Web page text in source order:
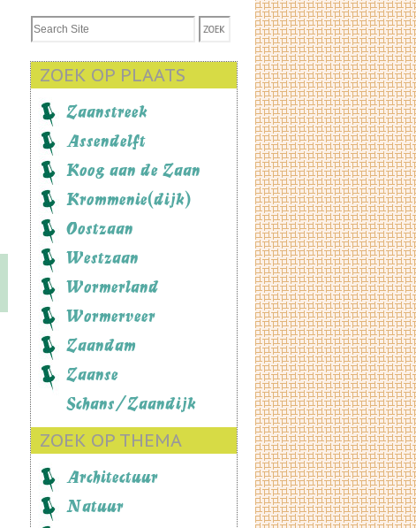
ZOEK OP PLAATS
Zaanstreek
Assendelft
Koog aan de Zaan
Krommenie(dijk)
Oostzaan
Westzaan
Wormerland
Wormerveer
Zaandam
Zaanse
Schans/Zaandijk
ZOEK OP THEMA
Architectuur
Natuur